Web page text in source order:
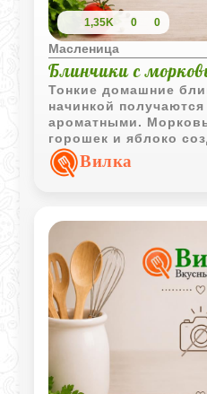
1,35K 0 0
Масленица
Блинчики с
Тонкие домашние
начинкой
ароматными.
горошек и яблоко
сочетание вкусов, а
соус делает блюдо
Вилка